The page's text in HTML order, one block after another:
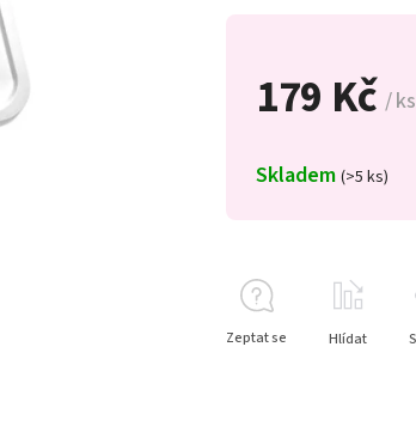
179 Kč / ks
Skladem (>5 ks)
Zeptat se Hlídat